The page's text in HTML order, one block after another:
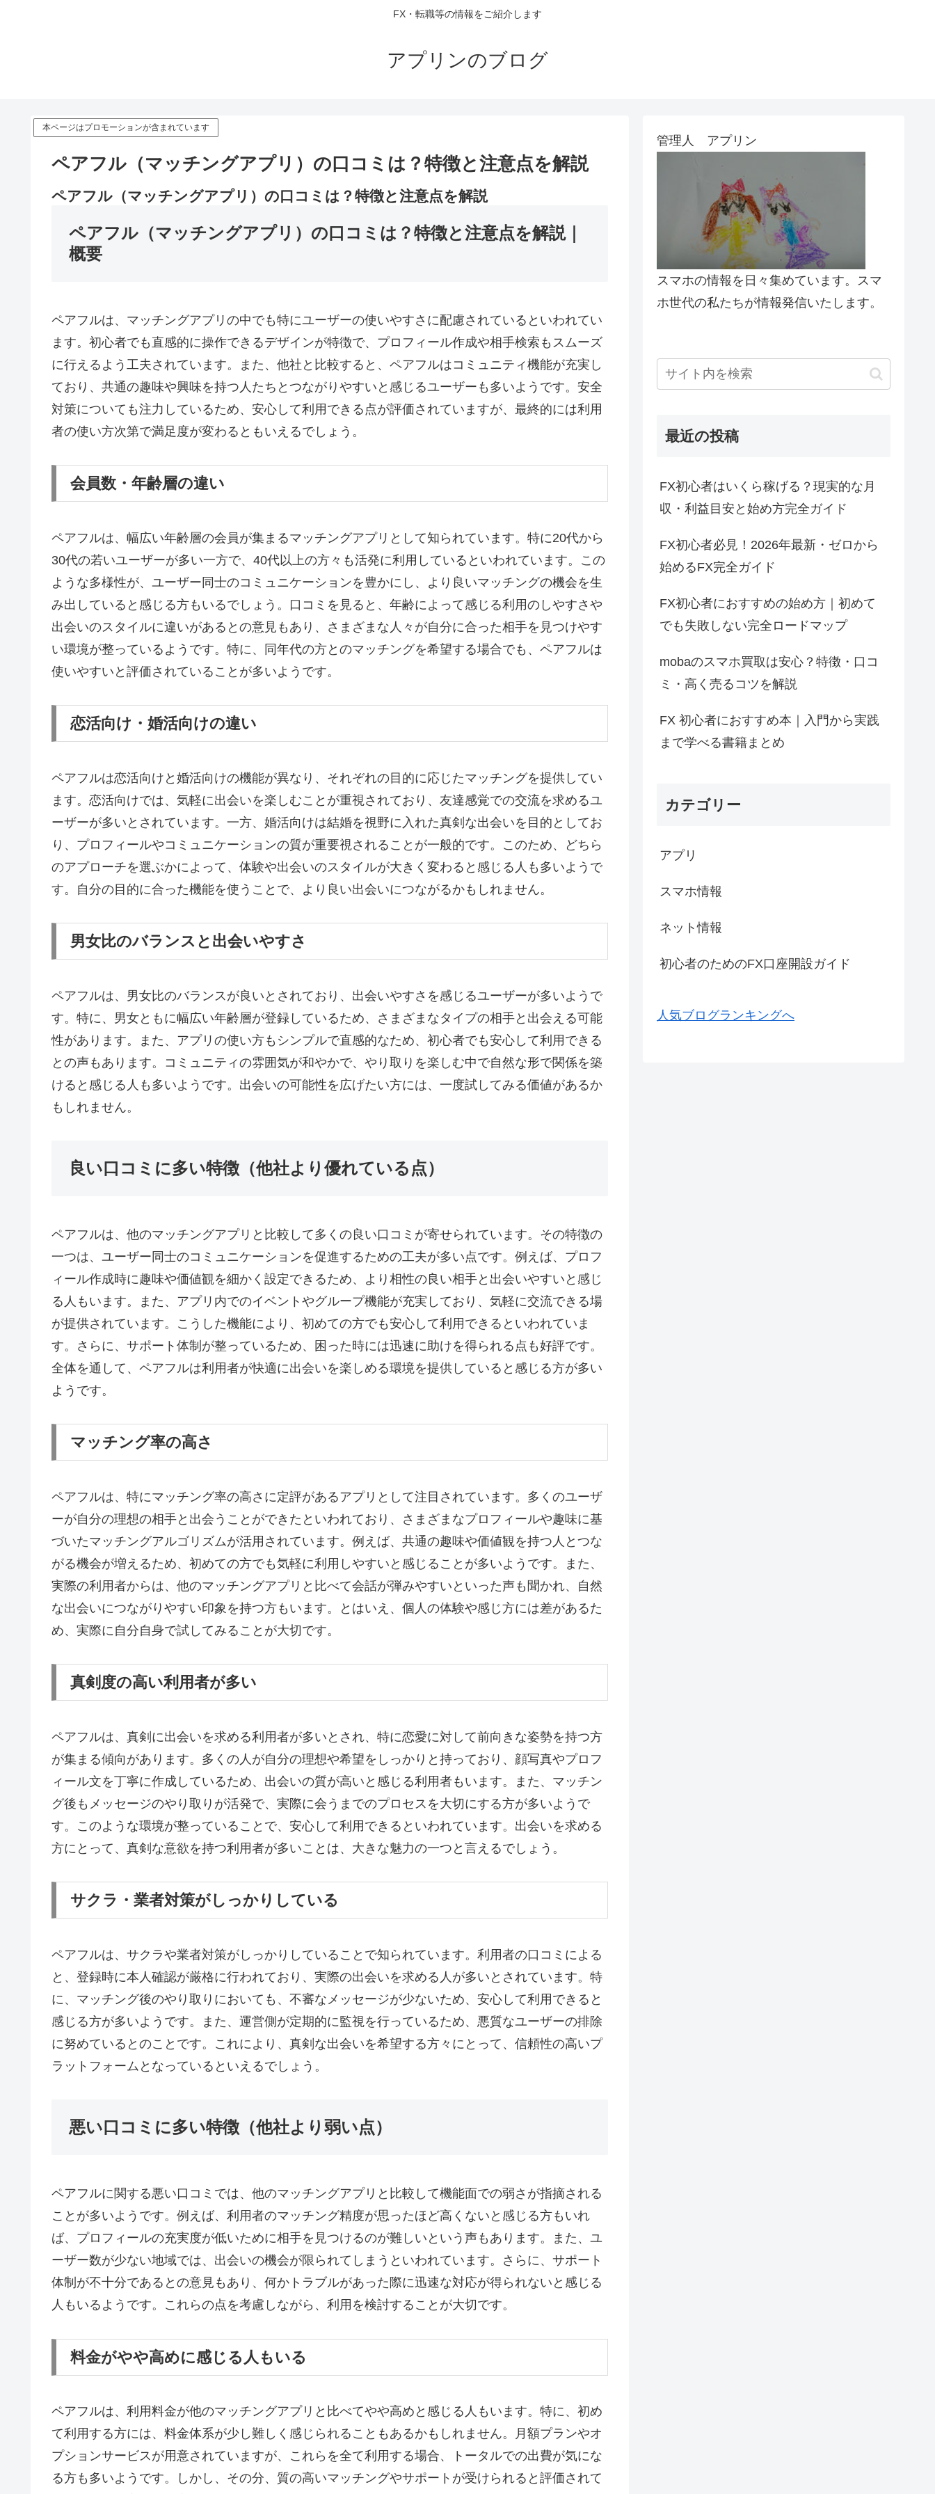
FX・転職等の情報をご紹介します
アプリンのブログ
本ページはプロモーションが含まれています
ペアフル（マッチングアプリ）の口コミは？特徴と注意点を解説
ペアフル（マッチングアプリ）の口コミは？特徴と注意点を解説
ペアフル（マッチングアプリ）の口コミは？特徴と注意点を解説｜
概要
ペアフルは、マッチングアプリの中でも特にユーザーの使いやすさに配慮されているといわれてい
ます。初心者でも直感的に操作できるデザインが特徴で、プロフィール作成や相手検索もスムーズ
に行えるよう工夫されています。また、他社と比較すると、ペアフルはコミュニティ機能が充実し
ており、共通の趣味や興味を持つ人たちとつながりやすいと感じるユーザーも多いようです。安全
対策についても注力しているため、安心して利用できる点が評価されていますが、最終的には利用
者の使い方次第で満足度が変わるともいえるでしょう。
会員数・年齢層の違い
ペアフルは、幅広い年齢層の会員が集まるマッチングアプリとして知られています。特に20代から
30代の若いユーザーが多い一方で、40代以上の方々も活発に利用しているといわれています。この
ような多様性が、ユーザー同士のコミュニケーションを豊かにし、より良いマッチングの機会を生
み出していると感じる方もいるでしょう。口コミを見ると、年齢によって感じる利用のしやすさや
出会いのスタイルに違いがあるとの意見もあり、さまざまな人々が自分に合った相手を見つけやす
い環境が整っているようです。特に、同年代の方とのマッチングを希望する場合でも、ペアフルは
使いやすいと評価されていることが多いようです。
恋活向け・婚活向けの違い
ペアフルは恋活向けと婚活向けの機能が異なり、それぞれの目的に応じたマッチングを提供してい
ます。恋活向けでは、気軽に出会いを楽しむことが重視されており、友達感覚での交流を求めるユ
ーザーが多いとされています。一方、婚活向けは結婚を視野に入れた真剣な出会いを目的としてお
り、プロフィールやコミュニケーションの質が重要視されることが一般的です。このため、どちら
のアプローチを選ぶかによって、体験や出会いのスタイルが大きく変わると感じる人も多いようで
す。自分の目的に合った機能を使うことで、より良い出会いにつながるかもしれません。
男女比のバランスと出会いやすさ
ペアフルは、男女比のバランスが良いとされており、出会いやすさを感じるユーザーが多いようで
す。特に、男女ともに幅広い年齢層が登録しているため、さまざまなタイプの相手と出会える可能
性があります。また、アプリの使い方もシンプルで直感的なため、初心者でも安心して利用できる
との声もあります。コミュニティの雰囲気が和やかで、やり取りを楽しむ中で自然な形で関係を築
けると感じる人も多いようです。出会いの可能性を広げたい方には、一度試してみる価値があるか
もしれません。
良い口コミに多い特徴（他社より優れている点）
ペアフルは、他のマッチングアプリと比較して多くの良い口コミが寄せられています。その特徴の
一つは、ユーザー同士のコミュニケーションを促進するための工夫が多い点です。例えば、プロフ
ィール作成時に趣味や価値観を細かく設定できるため、より相性の良い相手と出会いやすいと感じ
る人もいます。また、アプリ内でのイベントやグループ機能が充実しており、気軽に交流できる場
が提供されています。こうした機能により、初めての方でも安心して利用できるといわれていま
す。さらに、サポート体制が整っているため、困った時には迅速に助けを得られる点も好評です。
全体を通して、ペアフルは利用者が快適に出会いを楽しめる環境を提供していると感じる方が多い
ようです。
マッチング率の高さ
ペアフルは、特にマッチング率の高さに定評があるアプリとして注目されています。多くのユーザ
ーが自分の理想の相手と出会うことができたといわれており、さまざまなプロフィールや趣味に基
づいたマッチングアルゴリズムが活用されています。例えば、共通の趣味や価値観を持つ人とつな
がる機会が増えるため、初めての方でも気軽に利用しやすいと感じることが多いようです。また、
実際の利用者からは、他のマッチングアプリと比べて会話が弾みやすいといった声も聞かれ、自然
な出会いにつながりやすい印象を持つ方もいます。とはいえ、個人の体験や感じ方には差があるた
め、実際に自分自身で試してみることが大切です。
真剣度の高い利用者が多い
ペアフルは、真剣に出会いを求める利用者が多いとされ、特に恋愛に対して前向きな姿勢を持つ方
が集まる傾向があります。多くの人が自分の理想や希望をしっかりと持っており、顔写真やプロフ
ィール文を丁寧に作成しているため、出会いの質が高いと感じる利用者もいます。また、マッチン
グ後もメッセージのやり取りが活発で、実際に会うまでのプロセスを大切にする方が多いようで
す。このような環境が整っていることで、安心して利用できるといわれています。出会いを求める
方にとって、真剣な意欲を持つ利用者が多いことは、大きな魅力の一つと言えるでしょう。
サクラ・業者対策がしっかりしている
ペアフルは、サクラや業者対策がしっかりしていることで知られています。利用者の口コミによる
と、登録時に本人確認が厳格に行われており、実際の出会いを求める人が多いとされています。特
に、マッチング後のやり取りにおいても、不審なメッセージが少ないため、安心して利用できると
感じる方が多いようです。また、運営側が定期的に監視を行っているため、悪質なユーザーの排除
に努めているとのことです。これにより、真剣な出会いを希望する方々にとって、信頼性の高いプ
ラットフォームとなっているといえるでしょう。
悪い口コミに多い特徴（他社より弱い点）
ペアフルに関する悪い口コミでは、他のマッチングアプリと比較して機能面での弱さが指摘される
ことが多いようです。例えば、利用者のマッチング精度が思ったほど高くないと感じる方もいれ
ば、プロフィールの充実度が低いために相手を見つけるのが難しいという声もあります。また、ユ
ーザー数が少ない地域では、出会いの機会が限られてしまうといわれています。さらに、サポート
体制が不十分であるとの意見もあり、何かトラブルがあった際に迅速な対応が得られないと感じる
人もいるようです。これらの点を考慮しながら、利用を検討することが大切です。
料金がやや高めに感じる人もいる
ペアフルは、利用料金が他のマッチングアプリと比べてやや高めと感じる人もいます。特に、初め
て利用する方には、料金体系が少し難しく感じられることもあるかもしれません。月額プランやオ
プションサービスが用意されていますが、これらを全て利用する場合、トータルでの出費が気にな
る方も多いようです。しかし、その分、質の高いマッチングやサポートが受けられると評価されて
管理人 アプリン
スマホの情報を日々集めています。スマ
ホ世代の私たちが情報発信いたします。
最近の投稿
FX初心者はいくら稼げる？現実的な月
収・利益目安と始め方完全ガイド
FX初心者必見！2026年最新・ゼロから
始めるFX完全ガイド
FX初心者におすすめの始め方｜初めて
でも失敗しない完全ロードマップ
mobaのスマホ買取は安心？特徴・口コ
ミ・高く売るコツを解説
FX 初心者におすすめ本｜入門から実践
まで学べる書籍まとめ
カテゴリー
アプリ
スマホ情報
ネット情報
初心者のためのFX口座開設ガイド
人気ブログランキングへ